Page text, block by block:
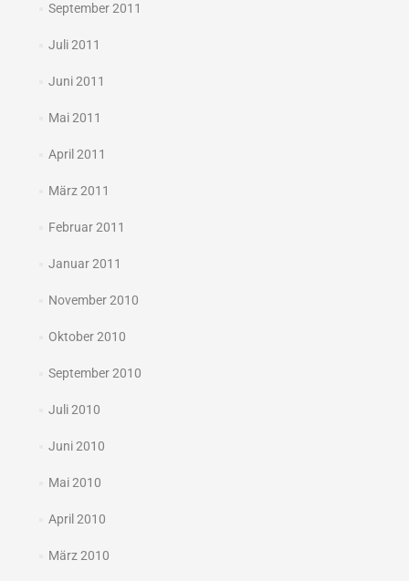
September 2011
Juli 2011
Juni 2011
Mai 2011
April 2011
März 2011
Februar 2011
Januar 2011
November 2010
Oktober 2010
September 2010
Juli 2010
Juni 2010
Mai 2010
April 2010
März 2010